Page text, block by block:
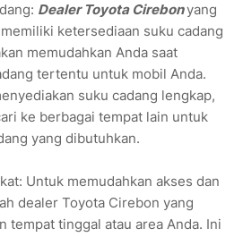
Dealer Toyota Cirebonyang
ketersediaan suku cadang
memudahkan Anda saat
tertentu untuk mobil Anda.
suku cadang lengkap,
ke berbagai tempat lain untuk
yang dibutuhkan.
Untuk memudahkan akses dan
dealer Toyota Cirebon yang
tempat tinggal atau area Anda. Ini